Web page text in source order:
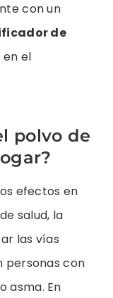
con un
de
el
polvo de
efectos en
salud, la
las vías
personas con
asma. En